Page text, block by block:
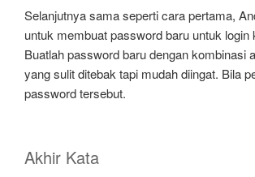
Selanjutnya sama seperti cara pertama,
untuk membuat password baru untuk login
Buatlah password baru dengan kombinasi
yang sulit ditebak tapi mudah diingat. Bila
password tersebut.
Akhir Kata